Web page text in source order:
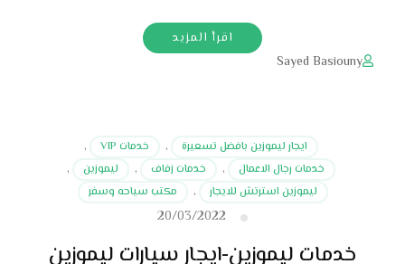
اقرأ المزيد
Sayed Basiouny
ايجار ليموزين بافضل تسعيرة , خدمات VIP
,
خدمات رجال الاعمال
, خدمات زفاف , ليموزين
,
ليموزين استرتش للايجار
, مكتب سياحه وسفر
20/03/2022
خدمات ليموزين-ايجار سيارات ليموزين